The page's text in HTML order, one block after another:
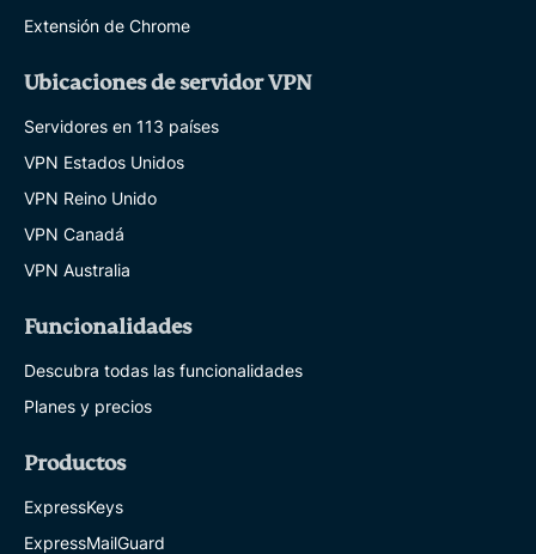
Extensión de Chrome
Ubicaciones de servidor VPN
Servidores en 113 países
VPN Estados Unidos
VPN Reino Unido
VPN Canadá
VPN Australia
Funcionalidades
Descubra todas las funcionalidades
Planes y precios
Productos
ExpressKeys
ExpressMailGuard